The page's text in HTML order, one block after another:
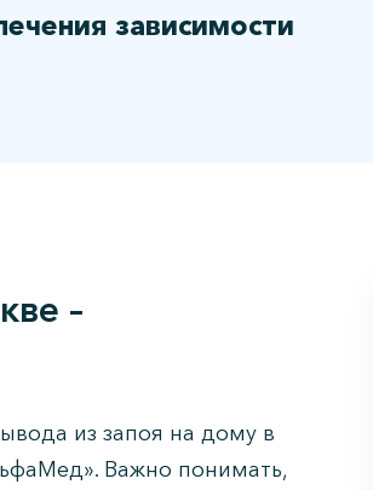
зависимости
–
из запоя на дому в
Важно понимать,